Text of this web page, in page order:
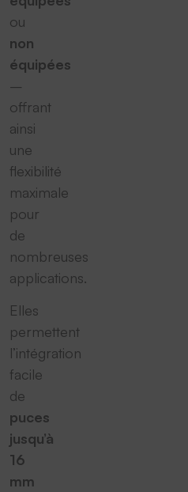
ou
non
équipées
–
offrant
ainsi
une
flexibilité
maximale
pour
de
nombreuses
applications.
Elles
permettent
l’intégration
facile
de
puces
jusqu’à
16
mm